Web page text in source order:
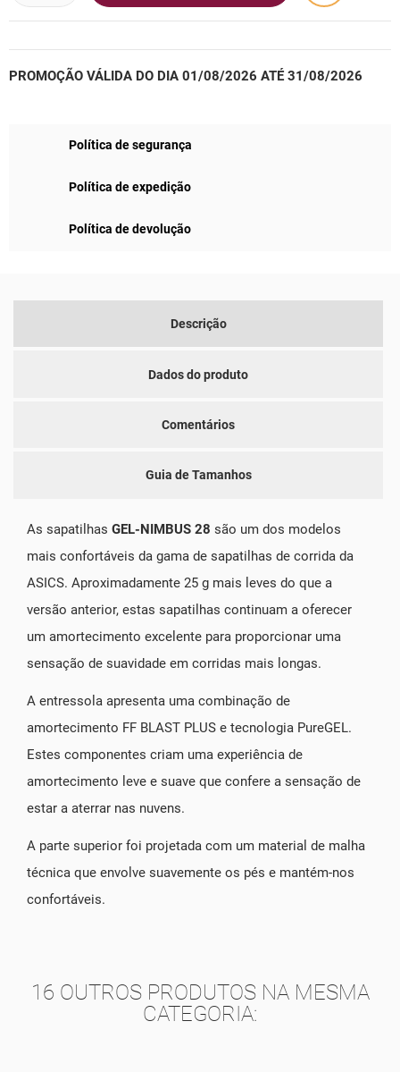
PROMOÇÃO VÁLIDA DO DIA 01/08/2026 ATÉ 31/08/2026
Política de segurança
Política de expedição
Política de devolução
Descrição
Dados do produto
Comentários
Guia de Tamanhos
As sapatilhas GEL-NIMBUS 28 são um dos modelos
mais confortáveis da gama de sapatilhas de corrida da
ASICS. Aproximadamente 25 g mais leves do que a
versão anterior, estas sapatilhas continuam a oferecer
um amortecimento excelente para proporcionar uma
sensação de suavidade em corridas mais longas.
A entressola apresenta uma combinação de
amortecimento FF BLAST PLUS e tecnologia PureGEL.
Estes componentes criam uma experiência de
amortecimento leve e suave que confere a sensação de
estar a aterrar nas nuvens.
A parte superior foi projetada com um material de malha
técnica que envolve suavemente os pés e mantém-nos
confortáveis.
16 OUTROS PRODUTOS NA MESMA
CATEGORIA: